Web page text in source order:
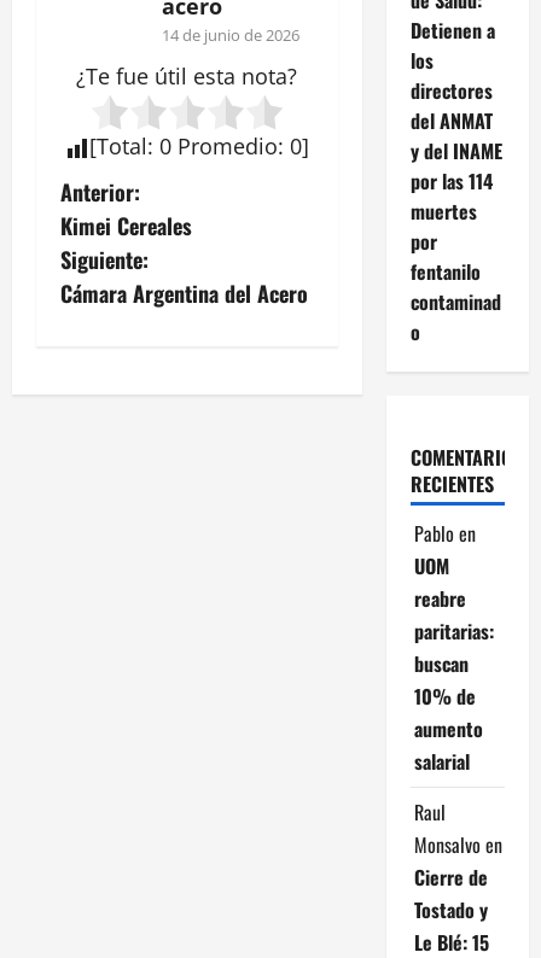
acero
14 de junio de 2026
¿Te fue útil esta nota?
[Total: 0 Promedio: 0]
N
a
v
g
Anterior:
Kimei Cereales
Siguiente:
Cámara Argentina del Acero
Detienen a
los
directores
del ANMAT
y del INAME
por las 114
muertes
por
fentanilo
contaminad
o
COMENTARIOS
RECIENTES
Pablo en
UOM
reabre
paritarias:
buscan
10% de
aumento
salarial
Raul
Monsalvo en
Cierre de
Tostado y
Le Blé: 15